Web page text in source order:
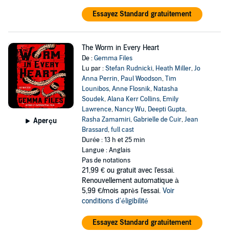
Essayez Standard gratuitement
Aperçu
The Worm in Every Heart
De :Gemma Files
Lu par :Stefan Rudnicki, Heath Miller,Jo
Anna Perrin, Paul Woodson,Tim
Lounibos,Anne Flosnik, Natasha
Soudek,Alana Kerr Collins, Emily
Lawrence, Nancy Wu, Deepti Gupta,
Rasha Zamamiri,Gabrielle de Cuir,Jean
Brassard,full cast
Durée : 13 h et 25 min
Langue : Anglais
Pas de notations
21,99 € ou gratuit avec l'essai.
Renouvellement automatique à
5,99 €/mois après l'essai. Voir
conditions d'éligibilité
Essayez Standard gratuitement